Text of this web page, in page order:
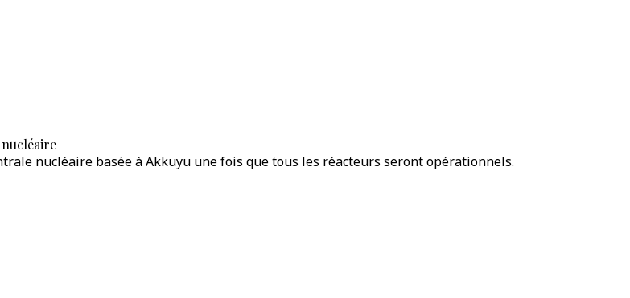
nucléaire basée à Akkuyu une fois que tous les réacteurs seront opérationnels.